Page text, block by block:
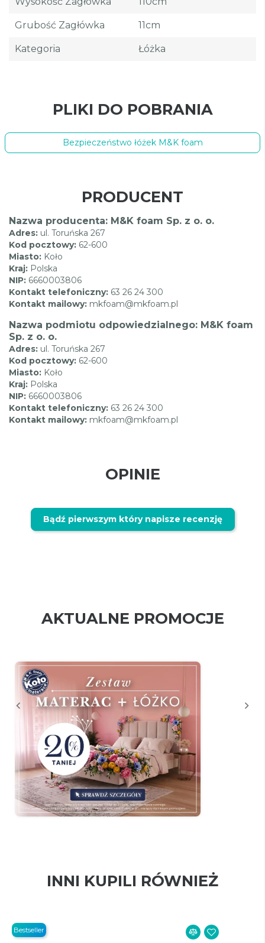
Grubość Zagłówka 11cm
Kategoria Łóżka
PLIKI DO POBRANIA
Bezpieczeństwo łóżek M&K foam
PRODUCENT
Nazwa producenta: M&K foam Sp. z o. o.
Adres: ul. Toruńska 267
Kod pocztowy: 62-600
Miasto: Koło
Kraj: Polska
NIP: 6660003806
Kontakt telefoniczny: 63 26 24 300
Kontakt mailowy: mkfoam@mkfoam.pl
Nazwa podmiotu odpowiedzialnego: M&K foam
Sp. z o. o.
Adres: ul. Toruńska 267
Kod pocztowy: 62-600
Miasto: Koło
Kraj: Polska
NIP: 6660003806
Kontakt telefoniczny: 63 26 24 300
Kontakt mailowy: mkfoam@mkfoam.pl
OPINIE
Bądź pierwszym który napisze recenzję
AKTUALNE PROMOCJE
INNI KUPILI RÓWNIEŻ
Bestseller